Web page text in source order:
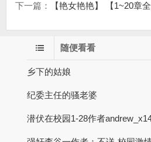
下一篇：
【艳女艳艳】 【1~20章全
随便看看
乡下的姑娘
纪委主任的骚老婆
潜伏在校园1-28作者